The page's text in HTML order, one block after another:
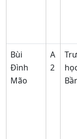
Bùi
Đình
Mão
A
2